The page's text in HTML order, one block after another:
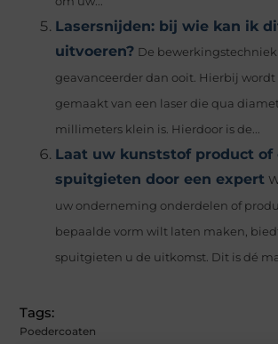
Lasersnijden: bij wie kan ik
uitvoeren? De
geavanceerder dan ooit. Hierbij
gemaakt van een laser die qua
millimeters klein is. Hierdoor is de...
Laat uw kunststof product of
spuitgieten door een expert
uw onderneming onderdelen of
bepaalde vorm wilt laten maken,
spuitgieten u de uitkomst. Dit is dé
Tags:
Poedercoaten